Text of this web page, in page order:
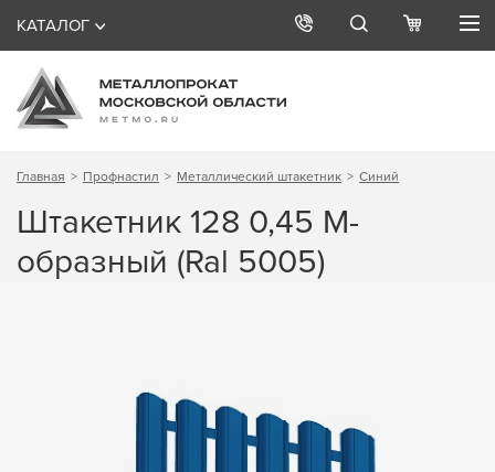
КАТАЛОГ
Главная Профнастил Металлический штакетник Синий
Штакетник 128 0,45 М-
образный (Ral 5005)